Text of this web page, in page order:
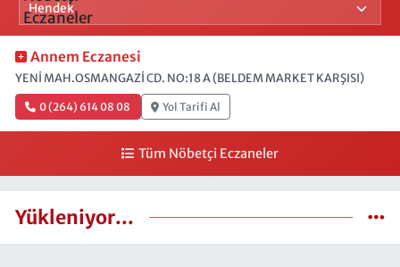
Annem Eczanesi
YENİ MAH.OSMANGAZİ CD. NO:18 A (BELDEM MARKET KARŞISI)
0 (264) 614 08 08 Yol Tarifi Al
Tüm Nöbetçi Eczaneler
Yükleniyor...